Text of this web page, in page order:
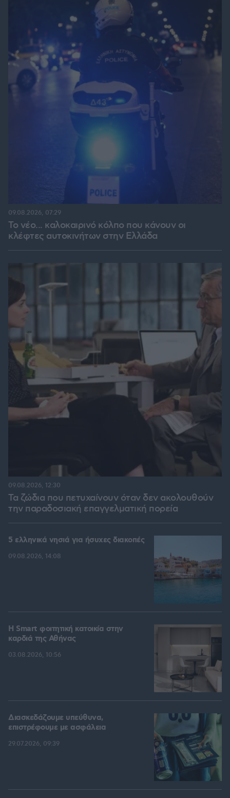
Το νέο... καλοκαιρινό κόλπο που κάνουν οι
κλέφτες αυτοκινήτων στην Ελλάδα
09.08.2026, 07:29
Τα ζώδια που πετυχαίνουν όταν δεν ακολουθούν
την παραδοσιακή επαγγελματική πορεία
09.08.2026, 12:30
5 ελληνικά νησιά για ήσυχες διακοπές
09.08.2026, 14:08
Η Smart φοιτητική κατοικία στην
καρδιά της Αθήνας
03.08.2026, 10:56
Διασκεδάζουμε υπεύθυνα,
επιστρέφουμε με ασφάλεια
29.07.2026, 09:39